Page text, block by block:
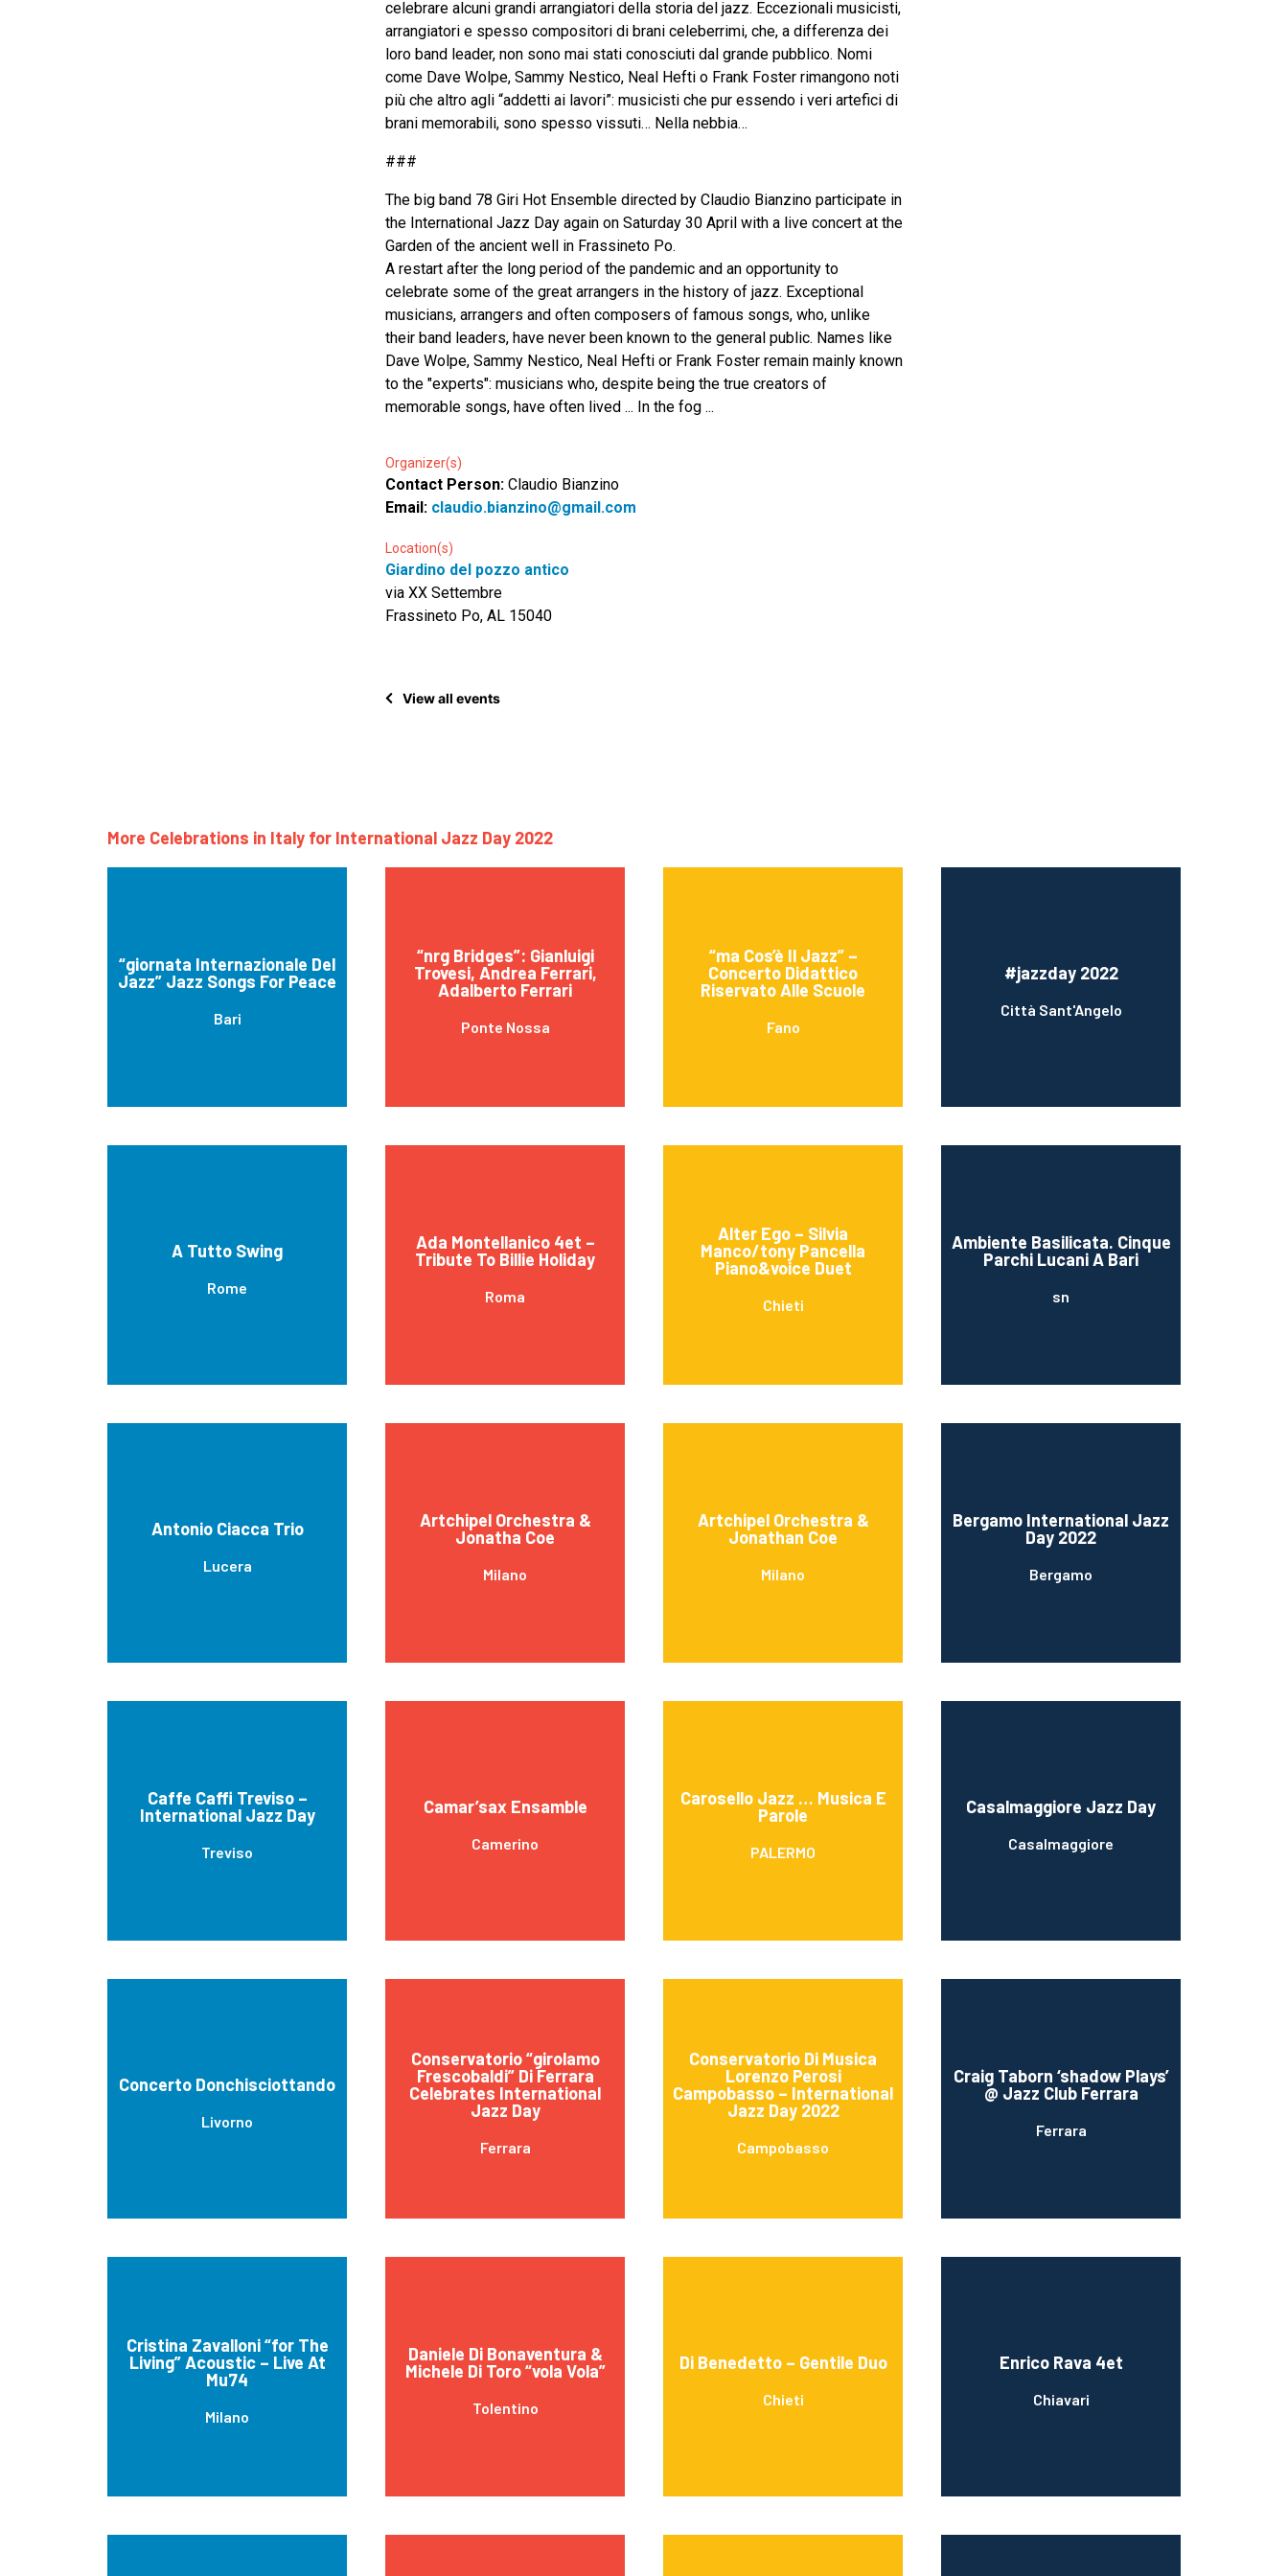
celebrare alcuni grandi arrangiatori della storia del jazz. Eccezionali musicisti,
arrangiatori e spesso compositori di brani celeberrimi, che, a differenza dei
loro band leader, non sono mai stati conosciuti dal grande pubblico. Nomi
come Dave Wolpe, Sammy Nestico, Neal Hefti o Frank Foster rimangono noti
più che altro agli “addetti ai lavori”: musicisti che pur essendo i veri artefici di
brani memorabili, sono spesso vissuti… Nella nebbia…
###
The big band 78 Giri Hot Ensemble directed by Claudio Bianzino participate in
the International Jazz Day again on Saturday 30 April with a live concert at the
Garden of the ancient well in Frassineto Po.
A restart after the long period of the pandemic and an opportunity to
celebrate some of the great arrangers in the history of jazz. Exceptional
musicians, arrangers and often composers of famous songs, who, unlike
their band leaders, have never been known to the general public. Names like
Dave Wolpe, Sammy Nestico, Neal Hefti or Frank Foster remain mainly known
to the "experts": musicians who, despite being the true creators of
memorable songs, have often lived ... In the fog ...
Organizer(s)
Contact Person: Claudio Bianzino
Email: claudio.bianzino@gmail.com
Location(s)
Giardino del pozzo antico
via XX Settembre
Frassineto Po, AL 15040
View all events
More Celebrations in Italy for International Jazz Day 2022
“giornata Internazionale Del
Jazz” Jazz Songs For Peace
Bari
“nrg Bridges”: Gianluigi
Trovesi, Andrea Ferrari,
Adalberto Ferrari
Ponte Nossa
“ma Cos’è Il Jazz” –
Concerto Didattico
Riservato Alle Scuole
Fano
#jazzday 2022
Città Sant'Angelo
A Tutto Swing
Rome
Ada Montellanico 4et –
Tribute To Billie Holiday
Roma
Alter Ego – Silvia
Manco/tony Pancella
Piano&voice Duet
Chieti
Ambiente Basilicata. Cinque
Parchi Lucani A Bari
sn
Antonio Ciacca Trio
Lucera
Artchipel Orchestra &
Jonatha Coe
Milano
Artchipel Orchestra &
Jonathan Coe
Milano
Bergamo International Jazz
Day 2022
Bergamo
Caffe Caffi Treviso –
International Jazz Day
Treviso
Camar’sax Ensamble
Camerino
Carosello Jazz … Musica E
Parole
PALERMO
Casalmaggiore Jazz Day
Casalmaggiore
Concerto Donchisciottando
Livorno
Conservatorio “girolamo
Frescobaldi” Di Ferrara
Celebrates International
Jazz Day
Ferrara
Conservatorio Di Musica
Lorenzo Perosi
Campobasso – International
Jazz Day 2022
Campobasso
Craig Taborn ‘shadow Plays’
@ Jazz Club Ferrara
Ferrara
Cristina Zavalloni “for The
Living” Acoustic – Live At
Mu74
Milano
Daniele Di Bonaventura &
Michele Di Toro “vola Vola”
Tolentino
Di Benedetto – Gentile Duo
Chieti
Enrico Rava 4et
Chiavari